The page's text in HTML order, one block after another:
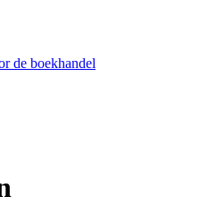
de boekhandel